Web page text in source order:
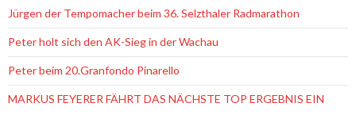
Jürgen der Tempomacher beim 36. Selzthaler Radmarathon
Peter holt sich den AK-Sieg in der Wachau
Peter beim 20.Granfondo Pinarello
MARKUS FEYERER FÄHRT DAS NÄCHSTE TOP ERGEBNIS EIN